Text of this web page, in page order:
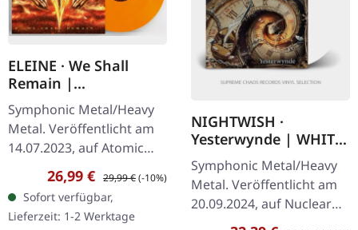
ELEINE · We Shall
Remain |
ORANGE/WHITE
MARBLED LP
Symphonic Metal/Heavy
Metal. Veröffentlicht am
14.07.2023, auf Atomic
Fire Records. Orange-
weiß marmoriertes Vinyl.
Die schwedische…
Verkaufspreis:
26,99 € Regulärer Preis:
29,99 €(-10%)
Sofort verfügbar,
Lieferzeit: 1-2 Werktage
NIGHTWISH ·
Yesterwynde | WHITE
2LP
Symphonic Metal/Heavy
Metal. Veröffentlicht am
20.09.2024, auf Nuclear
Blast Records. Weißes